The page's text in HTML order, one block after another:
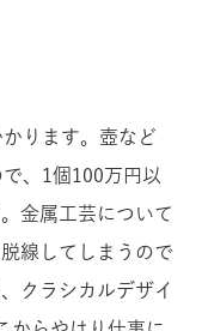
ります。壺など
、1個100万円以
金属工芸について
線してしまうので
クラシカルデザイ